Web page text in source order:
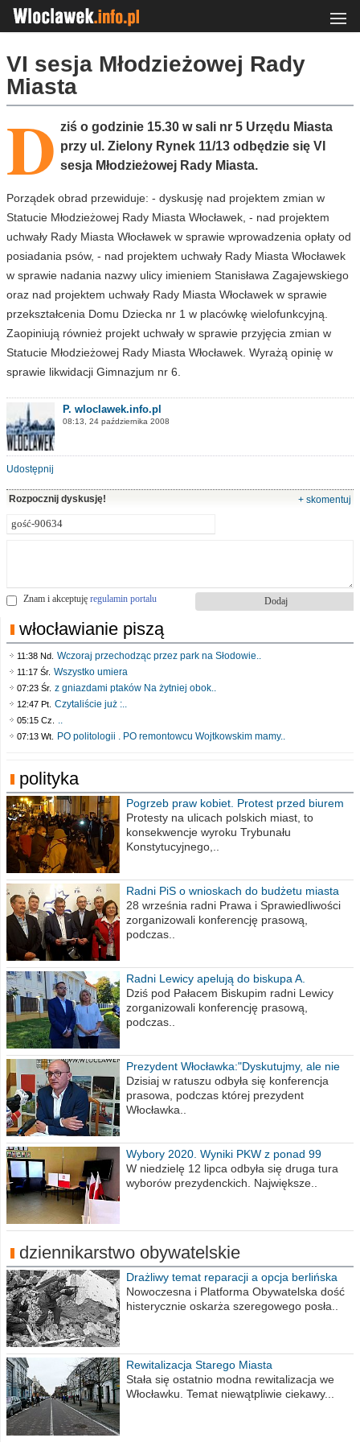
VI sesja Młodzieżowej Rady
Miasta
D ziś o godzinie 15.30 w sali nr 5 Urzędu Miasta
przy ul. Zielony Rynek 11/13 odbędzie się VI
sesja Młodzieżowej Rady Miasta.
Porządek obrad przewiduje: - dyskusję nad projektem zmian w
Statucie Młodzieżowej Rady Miasta Włocławek, - nad projektem
uchwały Rady Miasta Włocławek w sprawie wprowadzenia opłaty od
posiadania psów, - nad projektem uchwały Rady Miasta Włocławek
w sprawie nadania nazwy ulicy imieniem Stanisława Zagajewskiego
oraz nad projektem uchwały Rady Miasta Włocławek w sprawie
przekształcenia Domu Dziecka nr 1 w placówkę wielofunkcyjną.
Zaopiniują również projekt uchwały w sprawie przyjęcia zmian w
Statucie Młodzieżowej Rady Miasta Włocławek. Wyrażą opinię w
sprawie likwidacji Gimnazjum nr 6.
P. wloclawek.info.pl
08:13, 24 października 2008
Udostępnij
Rozpocznij dyskusję! + skomentuj
Znam i akceptuję regulamin portalu
włocławianie piszą
11:38 Nd. Wczoraj przechodząc przez park na Słodowie..
11:17 Śr. Wszystko umiera
07:23 Śr. z gniazdami ptaków Na żytniej obok..
12:47 Pt. Czytaliście już :..
05:15 Cz. ..
07:13 Wt. PO politologii . PO remontowcu Wojtkowskim mamy..
polityka
Pogrzeb praw kobiet. Protest przed biurem
poselskim PiS
Protesty na ulicach polskich miast, to
konsekwencje wyroku Trybunału
Konstytucyjnego,..
Radni PiS o wnioskach do budżetu miasta
na 2021 rok
28 września radni Prawa i Sprawiedliwości
zorganizowali konferencję prasową,
podczas..
Radni Lewicy apelują do biskupa A.
Wiesława Meringa
Dziś pod Pałacem Biskupim radni Lewicy
zorganizowali konferencję prasową,
podczas..
Prezydent Włocławka:"Dyskutujmy, ale nie
obrażajmy się”
Dzisiaj w ratuszu odbyła się konferencja
prasowa, podczas której prezydent
Włocławka..
Wybory 2020. Wyniki PKW z ponad 99
procent obwodów
W niedzielę 12 lipca odbyła się druga tura
wyborów prezydenckich. Największe..
dziennikarstwo obywatelskie
Drażliwy temat reparacji a opcja berlińska
Nowoczesna i Platforma Obywatelska dość
histerycznie oskarża szeregowego posła..
Rewitalizacja Starego Miasta
Stała się ostatnio modna rewitalizacja we
Włocławku. Temat niewątpliwie ciekawy...